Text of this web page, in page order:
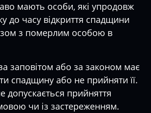
мають особи, які упродовж
до часу відкриття спадщини
з померлим особою в
заповітом або за законом має
спадщину або не прийняти її.
допускається прийняття
чи із застереженням.